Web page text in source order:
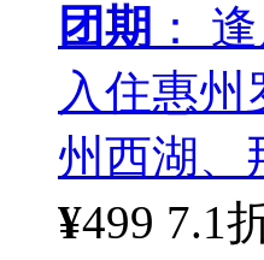
团期 ：
入住惠
州西湖、
¥499 7.1